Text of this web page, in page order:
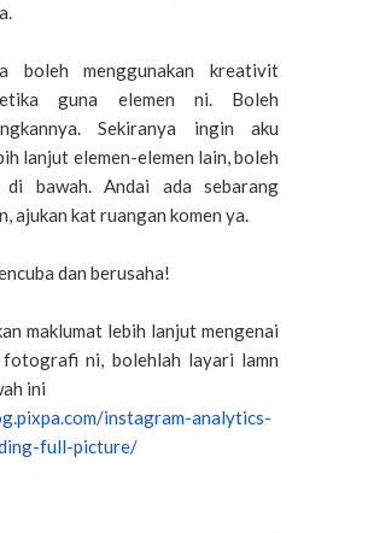
boleh menggunakan kreativit
guna elemen ni. Boleh
Sekiranya ingin aku
lanjut elemen-elemen lain, boleh
di bawah. Andai ada sebarang
ajukan kat ruangan komen ya.
dan berusaha!
maklumat lebih lanjut mengenai
fotografi ni, bolehlah layari lamn
ini
instagram-analytics-
full-picture/